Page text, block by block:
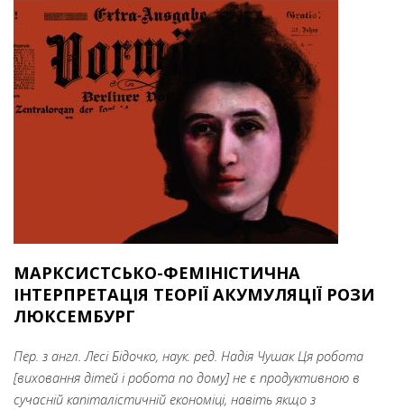
МАРКСИСТСЬКО-ФЕМІНІСТИЧНА
ІНТЕРПРЕТАЦІЯ ТЕОРІЇ АКУМУЛЯЦІЇ РОЗИ
ЛЮКСЕМБУРГ
Пер. з англ. Лесі Бідочко, наук. ред. Надія Чушак Ця робота
[виховання дітей і робота по дому] не є продуктивною в
сучасній капіталістичній економіці, навіть якщо з